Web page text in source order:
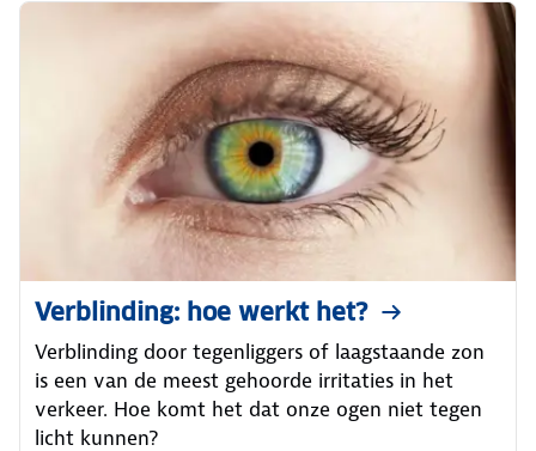
Verblinding: hoe werkt het?
Verblinding door tegenliggers of laagstaande zon
is een van de meest gehoorde irritaties in het
verkeer. Hoe komt het dat onze ogen niet tegen
licht kunnen?